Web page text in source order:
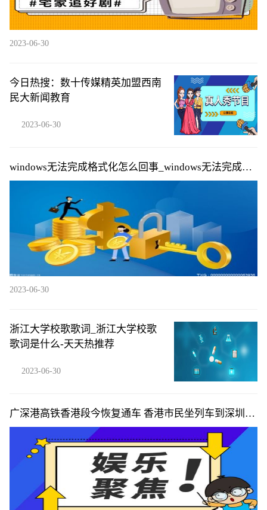
2023-06-30
今日热搜：数十传媒精英加盟西南
民大新闻教育
2023-06-30
windows无法完成格式化怎么回事_windows无法完成格
式化的原因|每日快播
2023-06-30
浙江大学校歌歌词_浙江大学校歌
歌词是什么-天天热推荐
2023-06-30
广深港高铁香港段今恢复通车 香港市民坐列车到深圳喝
早茶-全球新视野